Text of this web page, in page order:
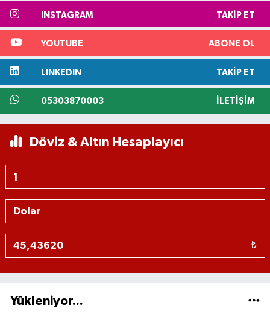
INSTAGRAM TAKIP ET
YOUTUBE ABONE OL
LINKEDIN TAKIP ET
05303870003 İLETIŞIM
Döviz & Altın Hesaplayıcı
₺
Yükleniyor...